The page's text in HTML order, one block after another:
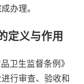
办理。
定义与作用
卫生监督条例》
行审查、验收和